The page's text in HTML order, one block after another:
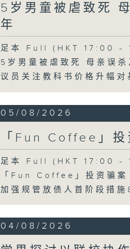
5岁男童被虐致死
年
足本 Full (HKT 17:00 -
5岁男童被虐致死 母亲误
议员关注教科书价格升幅
05/08/2026
「Fun Coffee」
足本 Full (HKT 17:00 -
「Fun Coffee」投资骗
加强规管放债人首阶段措施
04/08/2026